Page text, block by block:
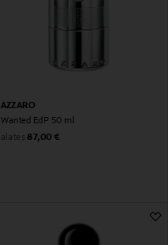
AZZARO
Wanted EdP 50 ml
alates Original Price
87,00 €